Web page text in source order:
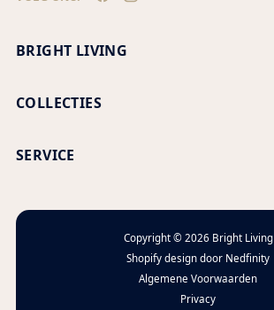
BRIGHT LIVING
COLLECTIES
SERVICE
Copyright © 2026 Bright Living
Shopify design door Nedfinity
Algemene Voorwaarden
Privacy